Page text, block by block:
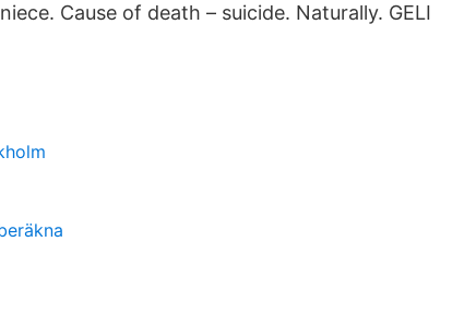
Cause of death – suicide. Naturally. GELI